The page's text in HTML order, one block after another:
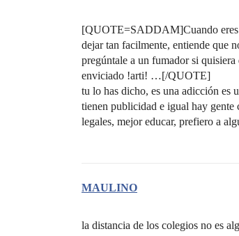
[QUOTE=SADDAM]Cuando eres
dejar tan facilmente, entiende que
pregúntale a un fumador si
enviciado !arti! …[/QUOTE]
tu lo has dicho, es una adicción es
tienen publicidad e igual hay gente
legales, mejor educar, prefiero a
MAULINO
la distancia de los colegios no es